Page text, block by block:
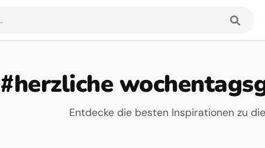
#herzliche
Entdecke die besten Inspirationen zu